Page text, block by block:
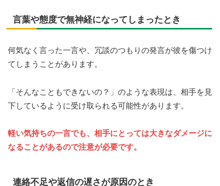
言葉や態度で無神経になってしまったとき
何気なく言った一言や、冗談のつもりの発言が彼を傷つけ
てしまうことがあります。
「そんなこともできないの？」のような表現は、相手を見
下しているように受け取られる可能性があります。
軽い気持ちの一言でも、相手にとっては大きなダメージに
なることがあるので注意が必要です。
連絡不足や返信の遅さが原因のとき